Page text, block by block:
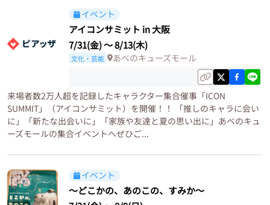
イベント
アイコンサミット in 大阪
7/31(金)〜8/13(木)
文化・芸能 あべのキューズモール
来場者数2万人超を記録したキャラクター集合催事「ICON
SUMMIT」（アイコンサミット）を開催！！ 「推しのキャラに会い
に」「新たな出会いに」「家族や友達と夏の思い出に」あべのキュ
ーズモールの集合イベントへぜひご...
イベント
〜どこかの、あのこの、すみか〜